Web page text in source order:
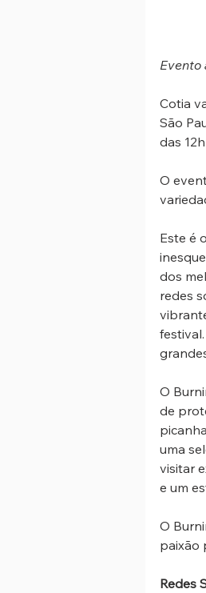
Evento
Cotia
São
das
O
Este é
dos
redes
O
de
uma
visitar
e um
O
paixão
Redes